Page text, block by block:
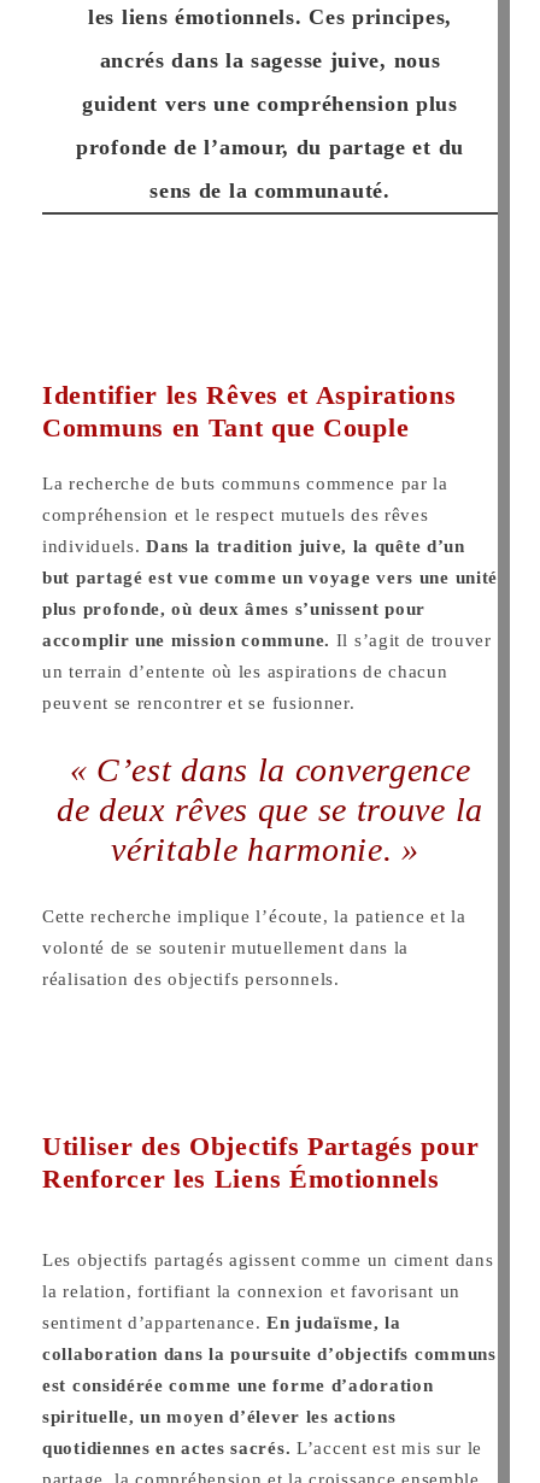
les liens émotionnels. Ces principes,
ancrés dans la sagesse juive, nous
guident vers une compréhension plus
profonde de l’amour, du partage et du
sens de la communauté.
Identifier les Rêves et Aspirations
Communs en Tant que Couple
La recherche de buts communs commence par la
compréhension et le respect mutuels des rêves
individuels.Dans la tradition juive, la quête d’un
but partagé est vue comme un voyage vers une unité
plus profonde, où deux âmes s’unissent pour
accomplir une mission commune. Il s’agit de trouver
un terrain d’entente où les aspirations de chacun
peuvent se rencontrer et se fusionner.
« C’est dans la convergence
de deux rêves que se trouve la
véritable harmonie. »
Cette recherche implique l’écoute, la patience et la
volonté de se soutenir mutuellement dans la
réalisation des objectifs personnels.
Utiliser des Objectifs Partagés pour
Renforcer les Liens Émotionnels
Les objectifs partagés agissent comme un ciment dans
la relation, fortifiant la connexion et favorisant un
sentiment d’appartenance. En judaïsme, la
collaboration dans la poursuite d’objectifs communs
est considérée comme une forme d’adoration
spirituelle, un moyen d’élever les actions
quotidiennes en actes sacrés. L’accent est mis sur le